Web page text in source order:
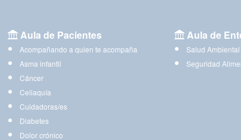
Aula de Pacientes
Acompañando a quien te acompaña
Asma infantil
Cáncer
Celiaquía
Cuidadoras/es
Diabetes
Dolor crónico
Aula de
Salud Ambiental
Seguridad